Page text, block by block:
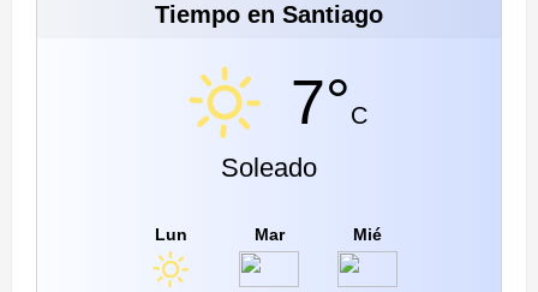
Tiempo en Santiago
7°C
Soleado
Lun Mar Mié